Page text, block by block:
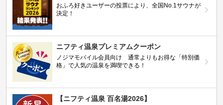
おふろ好きユーザーの投票により、全国No.1サウナが
決定！
ニフティ温泉プレミアムクーポン
ノジマモバイル会員向け 通常よりもお得な「特別価
格」で人気の温泉を満喫できる！
【ニフティ温泉 百名湯2026】